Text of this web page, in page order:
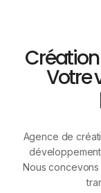
Votre
Agence de
Nous